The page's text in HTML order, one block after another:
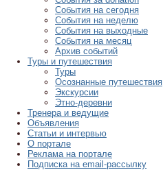
События на сегодня
События на неделю
События на выходные
События на месяц
Архив событий
Туры и путешествия
Туры
Осознанные путешествия
Экскурсии
Этно-деревни
Тренера и ведущие
Объявления
Статьи и интервью
О портале
Реклама на портале
Подписка на email-рассылку